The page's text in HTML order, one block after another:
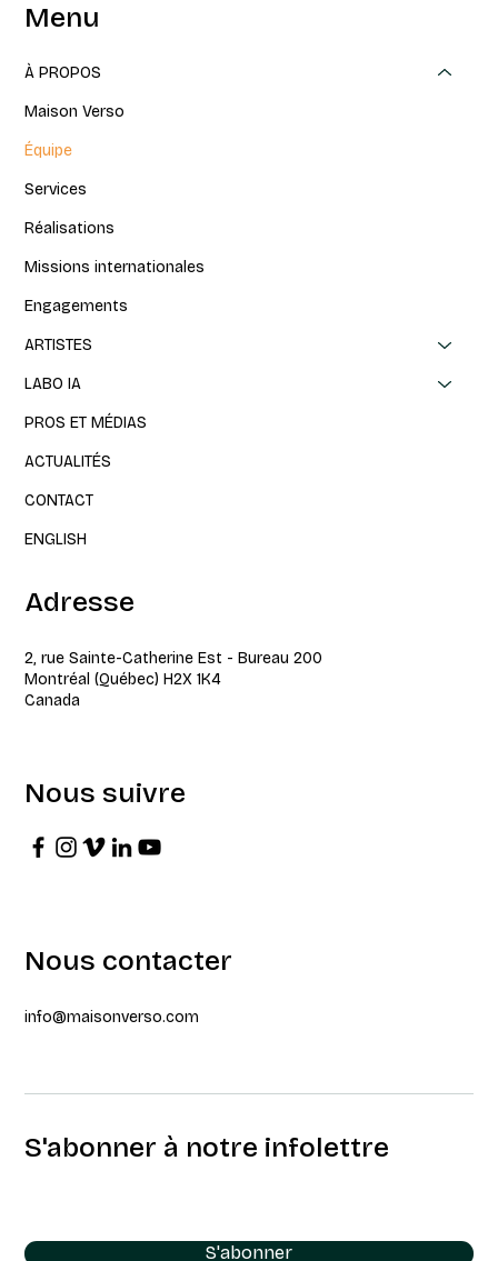
Menu
À PROPOS
Maison Verso
Équipe
Services
Réalisations
Missions internationales
Engagements
ARTISTES
LABO IA
PROS ET MÉDIAS
ACTUALITÉS
CONTACT
ENGLISH
Adresse
2, rue Sainte-Catherine Est - Bureau 200
Montréal (Québec) H2X 1K4
Canada
Nous suivre
Nous contacter
info@maisonverso.com
S'abonner à notre infolettre
S'abonner